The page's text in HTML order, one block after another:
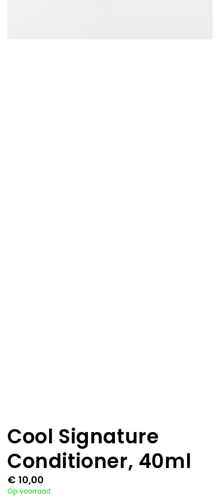
Cool Signature
Conditioner, 40ml
€ 10,00
Op voorraad